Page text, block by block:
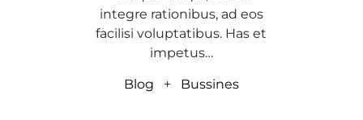
integre rationibus, ad eos
facilisi voluptatibus. Has et
impetus…
Blog + Bussines